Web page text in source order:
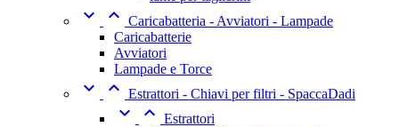
  Caricabatteria - Avviatori - Lampade
Caricabatterie
Avviatori
Lampade e Torce
  Estrattori - Chiavi per filtri - SpaccaDadi
  Estrattori